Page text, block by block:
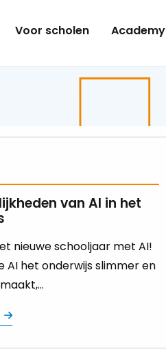
Voor scholen Academy
van AI in het
nieuwe schooljaar met AI!
AI het onderwijs slimmer en